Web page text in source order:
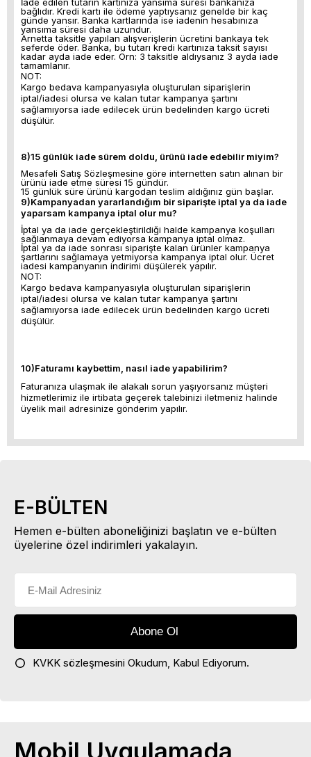
İade edilen tutarın kartınıza yansıma süresi bankanıza
bağlıdır. Kredi kartı ile ödeme yaptıysanız genelde bir kaç
günde yansır. Banka kartlarında ise iadenin hesabınıza
yansıma süresi daha uzundur.
Arnetta taksitle yapılan alışverişlerin ücretini bankaya tek
seferde öder. Banka, bu tutarı kredi kartınıza taksit sayısı
kadar ayda iade eder. Örn: 3 taksitle aldıysanız 3 ayda iade
tamamlanır.
NOT:
Kargo bedava kampanyasıyla oluşturulan siparişlerin
iptal/iadesi olursa ve kalan tutar kampanya şartını
sağlamıyorsa iade edilecek ürün bedelinden kargo ücreti
düşülür.
8)15 günlük iade sürem doldu, ürünü iade edebilir miyim?
Mesafeli Satış Sözleşmesine göre internetten satın alınan bir
ürünü iade etme süresi 15 gündür.
15 günlük süre ürünü kargodan teslim aldığınız gün başlar.
9)Kampanyadan yararlandığım bir siparişte iptal ya da iade
yaparsam kampanya iptal olur mu?
İptal ya da iade gerçekleştirildiği halde kampanya koşulları
sağlanmaya devam ediyorsa kampanya iptal olmaz.
İptal ya da iade sonrası siparişte kalan ürünler kampanya
şartlarını sağlamaya yetmiyorsa kampanya iptal olur. Ücret
iadesi kampanyanın indirimi düşülerek yapılır.
NOT:
Kargo bedava kampanyasıyla oluşturulan siparişlerin
iptal/iadesi olursa ve kalan tutar kampanya şartını
sağlamıyorsa iade edilecek ürün bedelinden kargo ücreti
düşülür.
10)Faturamı kaybettim, nasıl iade yapabilirim?
Faturanıza ulaşmak ile alakalı sorun yaşıyorsanız müşteri
hizmetlerimiz ile irtibata geçerek talebinizi iletmeniz halinde
üyelik mail adresinize gönderim yapılır.
E-BÜLTEN
Hemen e-bülten aboneliğinizi başlatın ve e-bülten
üyelerine özel indirimleri yakalayın.
KVKK sözleşmesini Okudum, Kabul Ediyorum.
Mobil Uygulamada